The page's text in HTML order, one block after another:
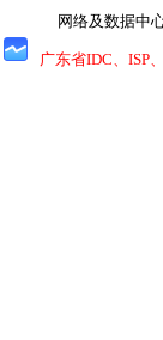
网络及数据中
广东省IDC、ISP